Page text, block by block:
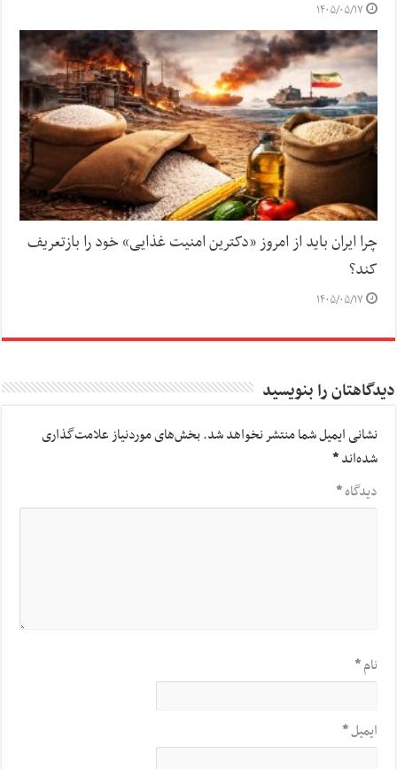
۱۴۰۵/۰۵/۱۷
چرا ایران باید از امروز «دکترین امنیت غذایی» خود را بازتعریف
کند؟
۱۴۰۵/۰۵/۱۷
دیدگاهتان را بنویسید
نشانی ایمیل شما منتشر نخواهد شد.بخش‌های موردنیاز علامت‌گذاری
شده‌اند*
دیدگاه*
نام*
ایمیل*